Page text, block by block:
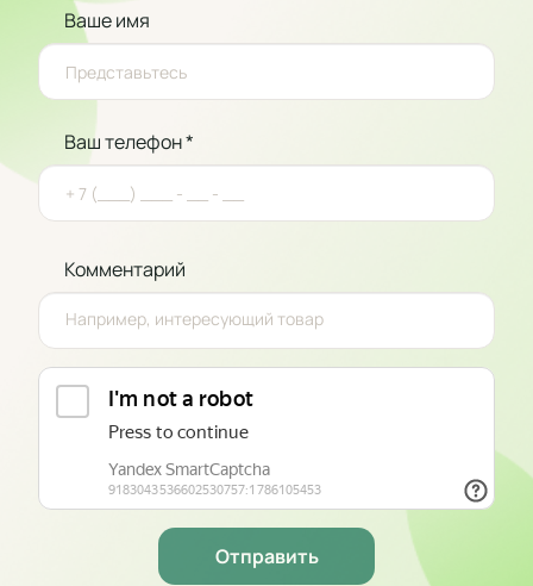
Ваше имя
Ваш телефон *
Комментарий